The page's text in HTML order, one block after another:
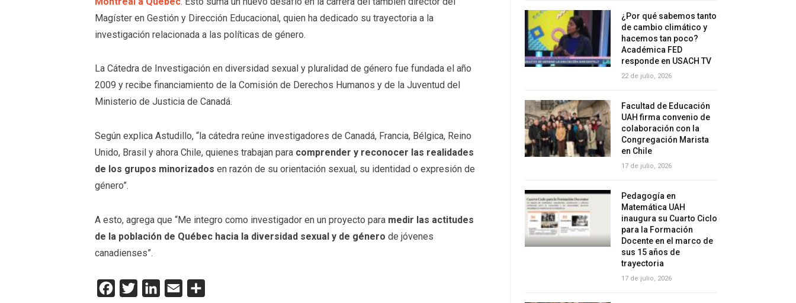
Magíster en Gestión y Dirección Educacional, quien ha dedicado su trayectoria a la
investigación relacionada a las políticas de género.
La Cátedra de Investigación en diversidad sexual y pluralidad de género fue fundada el año
2009 y recibe financiamiento de la Comisión de Derechos Humanos y de la Juventud del
Ministerio de Justicia de Canadá.
Según explica Astudillo, “la cátedra reúne investigadores de Canadá, Francia, Bélgica, Reino
Unido, Brasil y ahora Chile, quienes trabajan para comprender y reconocer las realidades
de los grupos minorizados en razón de su orientación sexual, su identidad o expresión de
género”.
A esto, agrega que “Me integro como investigador en un proyecto para medir las actitudes
de la población de Québec hacia la diversidad sexual y de género de jóvenes
canadienses”.
Facebook
Twitter LinkedInEmail
¿Por qué sabemos tanto
de cambio climático y
hacemos tan poco?
Académica FED
responde en USACH TV
22 de julio, 2026
Facultad de Educación
UAH firma convenio de
colaboración con la
Congregación Marista
en Chile
17 de julio, 2026
Pedagogía en
Matemática UAH
inaugura su Cuarto Ciclo
para la Formación
Docente en el marco de
sus 15 años de
trayectoria
17 de julio, 2026